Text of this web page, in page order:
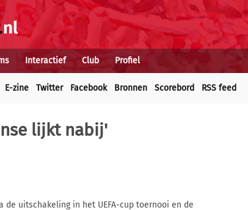
Interactief Club Profiel
E-zine Twitter Facebook Bronnen Scorebord RSS feed
lijkt nabij'
uitschakeling in het UEFA-cup toernooi en de